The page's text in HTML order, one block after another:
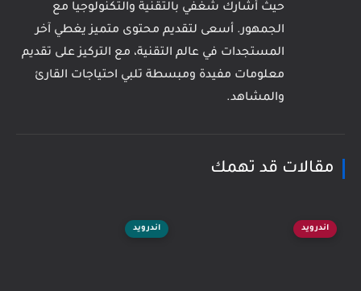
حيث أشارك شغفي بالتقنية والتكنولوجيا مع
الجمهور. أسعى لتقديم محتوى متميز يغطي آخر
المستجدات في عالم التقنية، مع التركيز على تقديم
معلومات مفيدة ومبسطة تلبي احتياجات القارئ
والمشاهد.
مقالات قد تهمك
اندرويد اندرويد